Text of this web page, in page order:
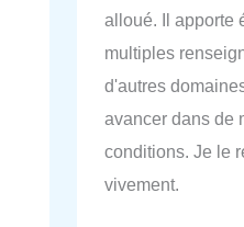
alloué. Il apporte
multiples
d'autres
avancer dans de
conditions. Je le
vivement.